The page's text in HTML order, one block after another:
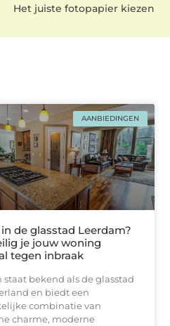
Het juiste fotopapier kiezen
AANBIEDINGEN
de glasstad Leerdam?
je jouw woning
tegen inbraak
staat bekend als de glasstad
en biedt een
combinatie van
charme, moderne